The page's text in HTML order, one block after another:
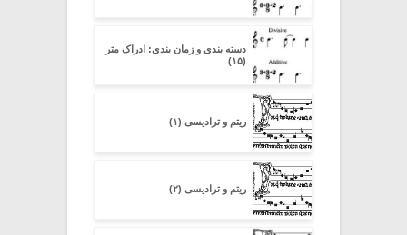
دسته بندی و زمان بندی: ادراک متر
(۱۵)
ریتم و ترادیسی (۱)
ریتم و ترادیسی (۲)